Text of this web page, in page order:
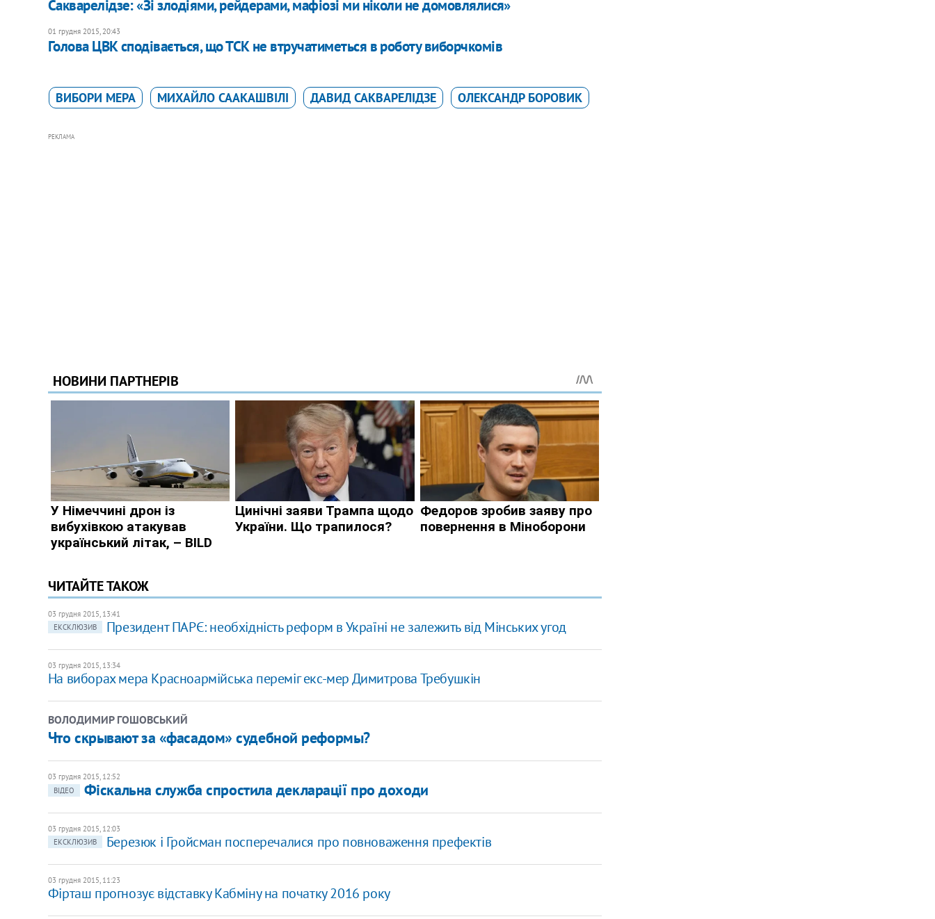
Сакварелідзе: «Зі злодіями, рейдерами, мафіозі ми ніколи не домовлялися»
01 грудня 2015, 20:43
Голова ЦВК сподівається, що ТСК не втручатиметься в роботу виборчкомів
ВИБОРИ МЕРА МИХАЙЛО СААКАШВІЛІ ДАВИД САКВАРЕЛІДЗЕ ОЛЕКСАНДР БОРОВИК
РЕКЛАМА
ЧИТАЙТЕ ТАКОЖ
03 грудня 2015, 13:41
ЕКСКЛЮЗИВ
Президент ПАРЄ: необхідність реформ в Україні не залежить від Мінських угод
03 грудня 2015, 13:34
На виборах мера Красноармійська переміг екс-мер Димитрова Требушкін
ВОЛОДИМИР ГОШОВСЬКИЙ
Что скрывают за «фасадом» судебной реформы?
03 грудня 2015, 12:52
ВІДЕО
Фіскальна служба спростила декларації про доходи
03 грудня 2015, 12:03
ЕКСКЛЮЗИВ
Березюк і Гройсман посперечалися про повноваження префектів
03 грудня 2015, 11:23
Фірташ прогнозує відставку Кабміну на початку 2016 року